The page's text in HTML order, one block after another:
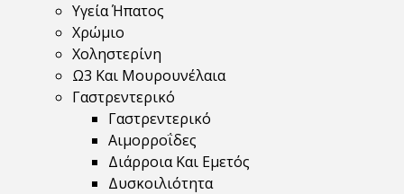
Υγεία Ήπατος
Χρώμιο
Χοληστερίνη
Ω3 Και Μουρουνέλαια
Γαστρεντερικό
Γαστρεντερικό
Αιμορροΐδες
Διάρροια Και Εμετός
Δυσκοιλιότητα